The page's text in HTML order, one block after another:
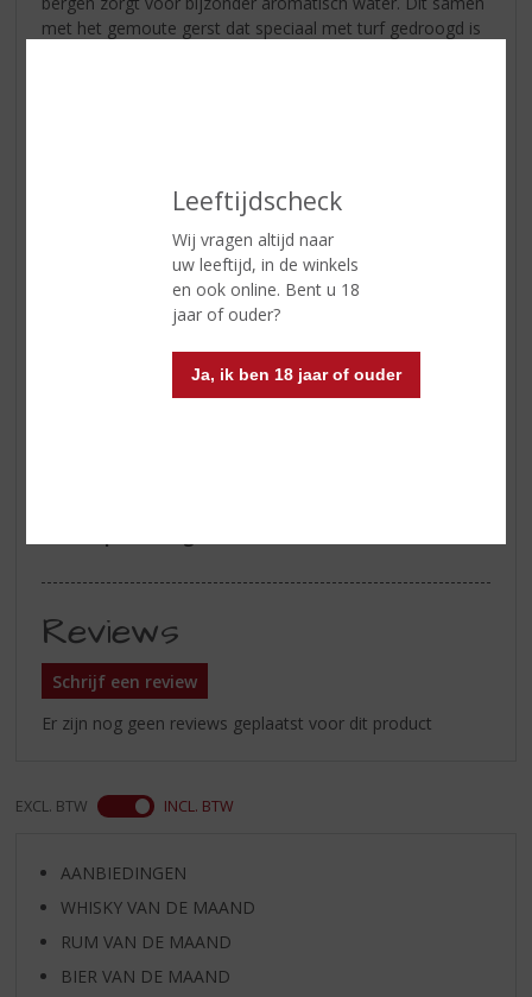
Leeftijdscheck
Wij vragen altijd naar
uw leeftijd, in de winkels
en ook online. Bent u 18
jaar of ouder?
Ja, ik ben 18 jaar of ouder
met het gemoute gerst dat speciaal met turf gedroogd is
Reviews
Schrijf een review
Er zijn nog geen reviews geplaatst voor dit product
EXCL. BTW INCL. BTW
AANBIEDINGEN
WHISKY VAN DE MAAND
RUM VAN DE MAAND
BIER VAN DE MAAND